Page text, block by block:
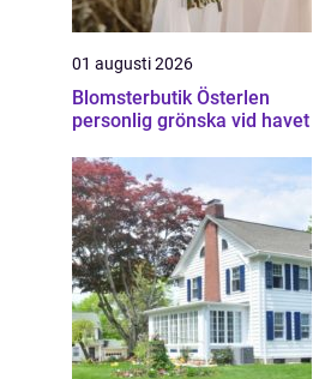
01 augusti 2026
Blomsterbutik Österlen
personlig grönska vid havet